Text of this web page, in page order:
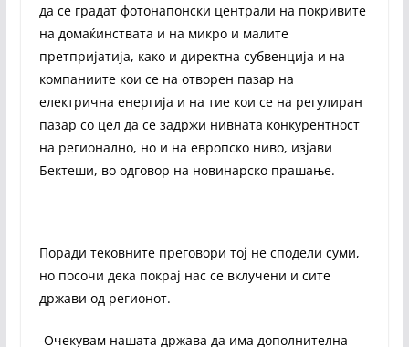
да се градат фотонапонски централи на покривите
на домаќинствата и на микро и малите
претпријатија, како и директна субвенција и на
компаниите кои се на отворен пазар на
електрична енергија и на тие кои се на регулиран
пазар со цел да се задржи нивната конкурентност
на регионално, но и на европско ниво, изјави
Бектеши, во одговор на новинарско прашање.
Поради тековните преговори тој не сподели суми,
но посочи дека покрај нас се вклучени и сите
држави од регионот.
-Очекувам нашата држава да има дополнителна